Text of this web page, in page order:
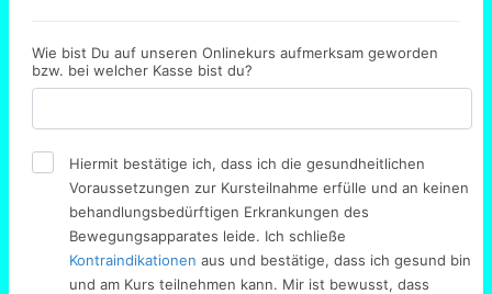
Wie bist Du auf unseren Onlinekurs aufmerksam geworden
bzw. bei welcher Kasse bist du?
Hiermit bestätige ich, dass ich die gesundheitlichen
Voraussetzungen zur Kursteilnahme erfülle und an keinen
behandlungsbedürftigen Erkrankungen des
Bewegungsapparates leide. Ich schließe
Kontraindikationen aus und bestätige, dass ich gesund bin
und am Kurs teilnehmen kann. Mir ist bewusst, dass